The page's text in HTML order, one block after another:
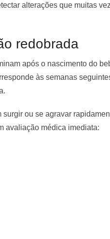
alterações que muitas
redobrada
após o nascimento do
às semanas
ou se agravar
avaliação médica imediata: